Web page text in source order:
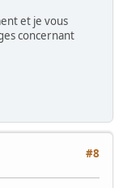
et je vous
concernant
#8